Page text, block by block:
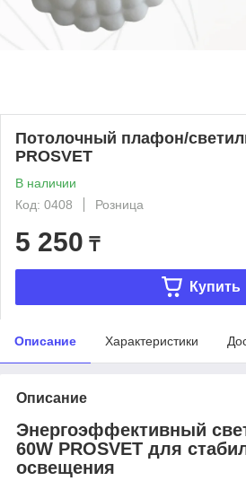
Потолочный плафон/
PROSVET
В наличии
Код: 0408
Розница
5 250 ₸
Купить
Описание Характеристики
Описание
Энергоэффективный
60W PROSVET для
освещения